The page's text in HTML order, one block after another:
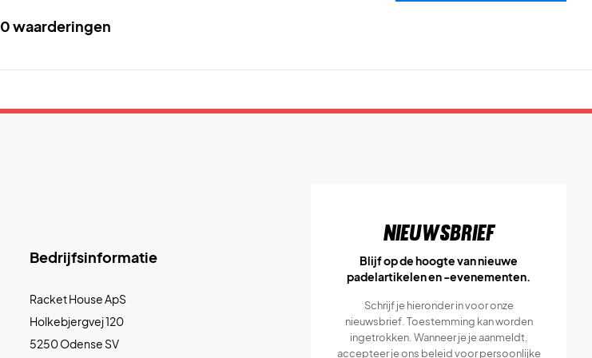
0 waarderingen
Bedrijfsinformatie
Racket House ApS
Holkebjergvej 120
5250 Odense SV
Nieuwsbrief
Blijf op de hoogte van nieuwe
padelartikelen en -evenementen.
Schrijf je hieronder in voor onze
nieuwsbrief. Toestemming kan worden
ingetrokken. Wanneer je je aanmeldt,
accepteer je ons beleid voor persoonlijke